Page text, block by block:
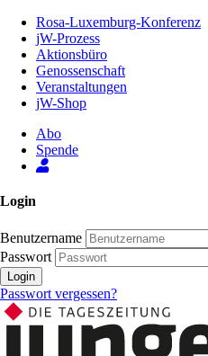
Inhalt
Seite
Rosa-Luxemburg-Konferenz
jW-Prozess
Aktionsbüro
Genossenschaft
Veranstaltungen
jW-Shop
Abo
Spende
Login
Benutzername
Passwort
Login
Passwort vergessen?